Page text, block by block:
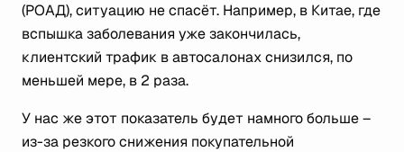
(РОАД), ситуацию не спасёт. Например, в Китае, где
вспышка заболевания уже закончилась,
клиентский трафик в автосалонах снизился, по
меньшей мере, в 2 раза.
У нас же этот показатель будет намного больше –
из-за резкого снижения покупательной